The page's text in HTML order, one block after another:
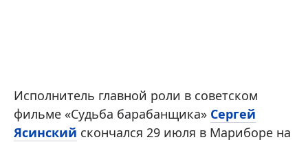
Исполнитель главной роли в советском
фильме «Судьба барабанщика» Сергей
Ясинский скончался 29 июля в Мариборе на